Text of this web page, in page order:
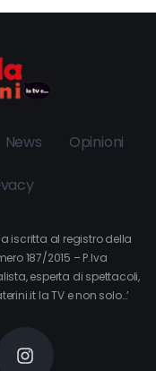
News Opinioni
iscritta al registro della
187/2015 – P.Iva
esperta di spettacoli,
la TV e non solo…’